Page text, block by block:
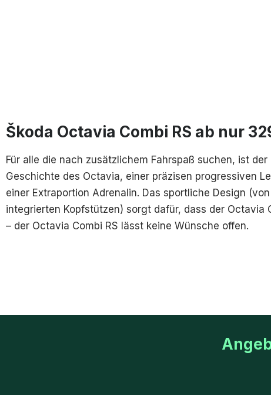
Škoda Octavia Combi RS ab nur
Für alle die nach zusätzlichem Fahrspaß suchen, ist
Geschichte des Octavia, einer präzisen progressiven
einer Extraportion Adrenalin. Das sportliche Design
integrierten Kopfstützen) sorgt dafür, dass der Octavia
– der Octavia Combi RS lässt keine Wünsche offen.